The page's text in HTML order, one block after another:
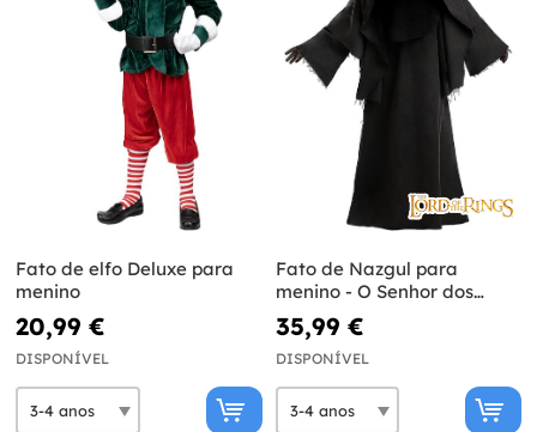
Fato de elfo Deluxe para
menino
20,99 €
DISPONÍVEL
Fato de Nazgul para
menino - O Senhor dos
Anéis
35,99 €
DISPONÍVEL